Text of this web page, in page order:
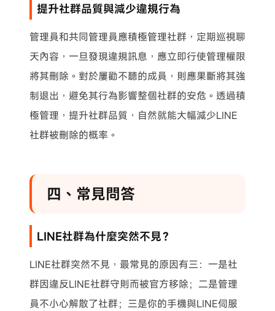
提升社群品質與減少違規行為
管理員和共同管理員應積極管理社群，定期巡視聊
天內容，一旦發現違規訊息，應立即行使管理權限
將其刪除。對於屢勸不聽的成員，則應果斷將其強
制退出，避免其行為影響整個社群的安危。透過積
極管理，提升社群品質，自然就能大幅減少LINE
社群被刪除的概率。
四、常見問答
LINE社群為什麼突然不見？
LINE社群突然不見，最常見的原因有三：一是社
群因違反LINE社群守則而被官方移除；二是管理
員不小心解散了社群；三是你的手機與LINE伺服